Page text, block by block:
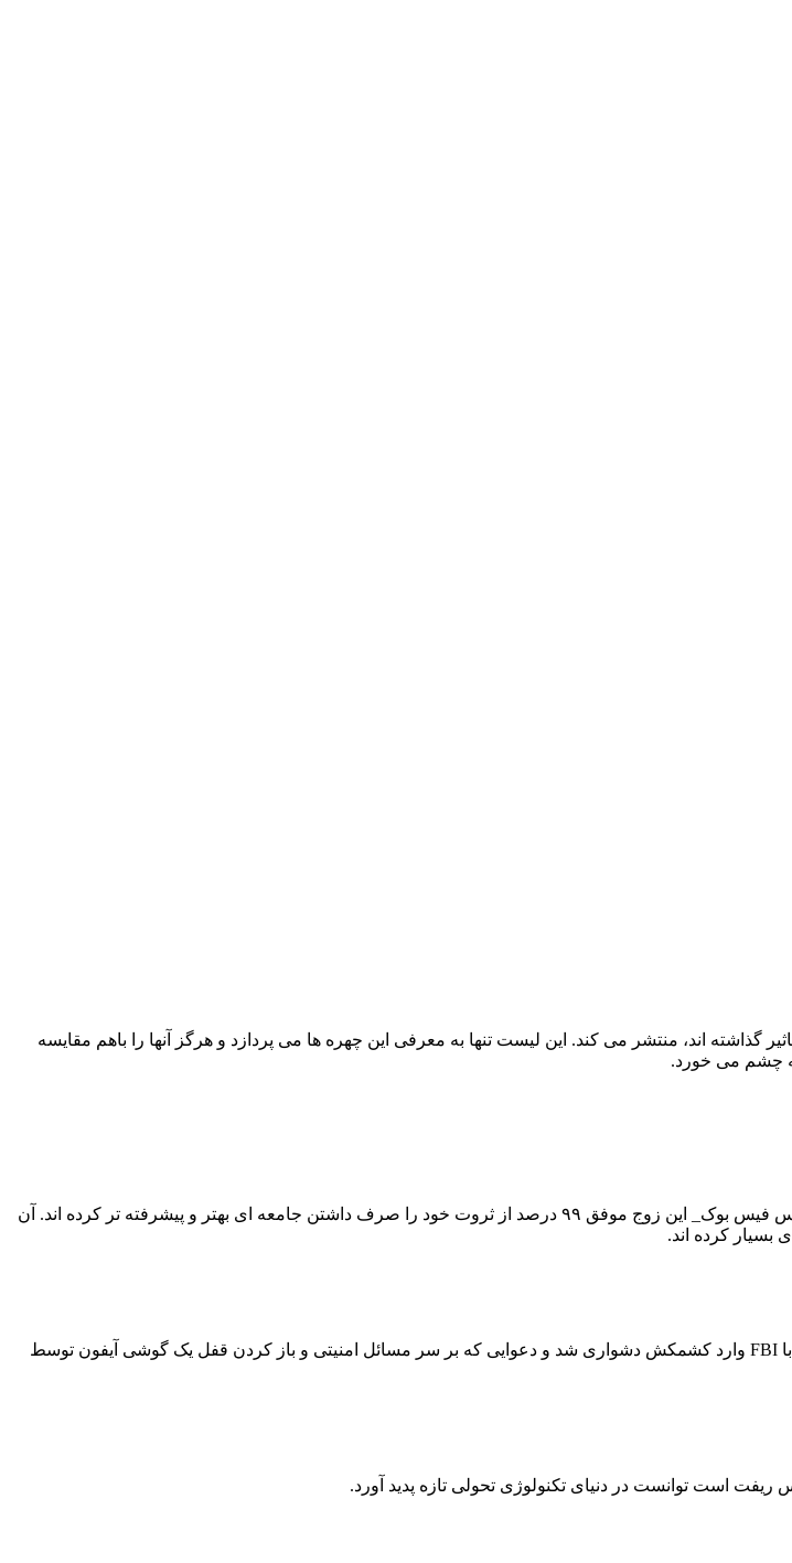
گذاشته اند، منتشر می کند. این لیست تنها به معرفی این چهره ها می پردازد و هرگز آنها را باهم مقایسه
چشم می خورد.
جدا از دست آوردهای شخصی این دو زوج_ همسر زاکربرگ متخصص اطفال است و خودش موسس فیس بوک_ این زوج موفق ۹۹ درصد از ثروت خود را صرف داشتن جامعه ای بهتر و پیشرفته تر کرده اند. آن
بسیار کرده اند.
در این لیست ۱۰۰ نفری ، نام موسس شرکت اپل هم به چشم می خورد. در سال ۲۰۱۶، تیم کوک با FBI وارد کشمکش دشواری شد و دعوایی که بر سر مسائل امنیتی و باز کردن قفل یک گوشی آیفون توسط